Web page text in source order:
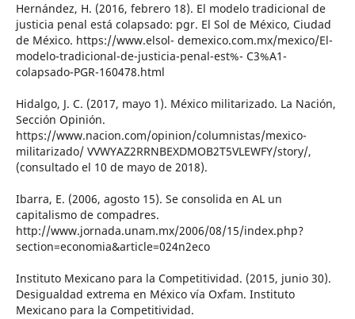
Hernández, H. (2016, febrero 18). El modelo tradicional de
justicia penal está colapsado: pgr. El Sol de México, Ciudad
de México. https://www.elsol- demexico.com.mx/mexico/El-
modelo-tradicional-de-justicia-penal-est%- C3%A1-
colapsado-PGR-160478.html
Hidalgo, J. C. (2017, mayo 1). México militarizado. La Nación,
Sección Opinión.
https://www.nacion.com/opinion/columnistas/mexico-
militarizado/ VVWYAZ2RRNBEXDMOB2T5VLEWFY/story/,
(consultado el 10 de mayo de 2018).
Ibarra, E. (2006, agosto 15). Se consolida en AL un
capitalismo de compadres.
http://www.jornada.unam.mx/2006/08/15/index.php?
section=economia&article=024n2eco
Instituto Mexicano para la Competitividad. (2015, junio 30).
Desigualdad extrema en México vía Oxfam. Instituto
Mexicano para la Competitividad.